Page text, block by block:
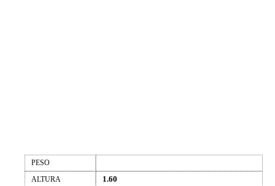
PESO
ALTURA
1.60